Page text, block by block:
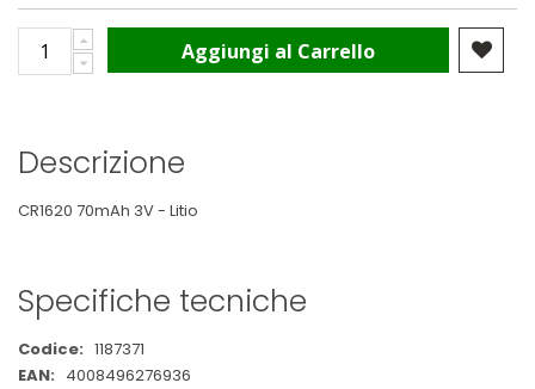
Aggiungi al Carrello
Descrizione
CR1620 70mAh 3V - Litio
Specifiche tecniche
Maggiori
Informazioni
1187371
4008496276936